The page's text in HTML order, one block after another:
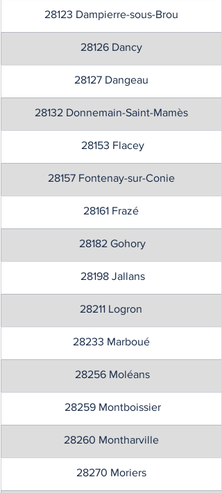
28123 Dampierre-sous-Brou
28126 Dancy
28127 Dangeau
28132 Donnemain-Saint-Mamès
28153 Flacey
28157 Fontenay-sur-Conie
28161 Frazé
28182 Gohory
28198 Jallans
28211 Logron
28233 Marboué
28256 Moléans
28259 Montboissier
28260 Montharville
28270 Moriers